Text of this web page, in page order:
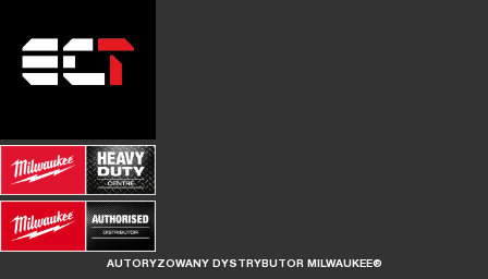
AUTORYZOWANY DYSTRYBUTOR MILWAUKEE®